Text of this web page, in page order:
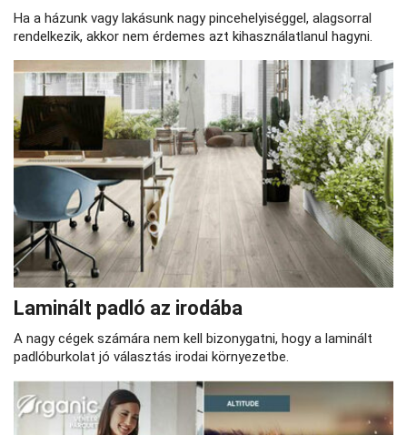
Ha a házunk vagy lakásunk nagy pincehelyiséggel, alagsorral
rendelkezik, akkor nem érdemes azt kihasználatlanul hagyni.
Laminált padló az irodába
A nagy cégek számára nem kell bizonygatni, hogy a laminált
padlóburkolat jó választás irodai környezetbe.